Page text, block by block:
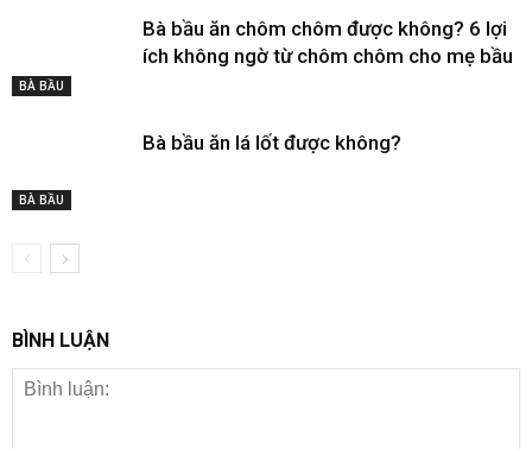
BÀ BẦU
Bà bầu ăn chôm chôm được không? 6 lợi
ích không ngờ từ chôm chôm cho mẹ bầu
BÀ BẦU
Bà bầu ăn lá lốt được không?
BÌNH LUẬN